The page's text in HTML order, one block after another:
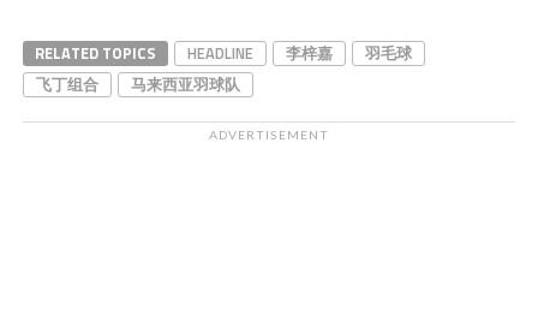
RELATED TOPICS HEADLINE 李梓嘉
羽毛球
飞丁组合
马来西亚羽球队
ADVERTISEMENT